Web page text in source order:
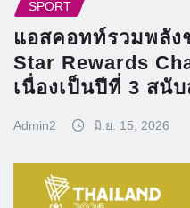
SPORT
แอสคอทท์รวมพลั
Star Rewards
เนื่องเป็นปีที่ 3 สนั
Admin2 มิ.ย. 15, 2026